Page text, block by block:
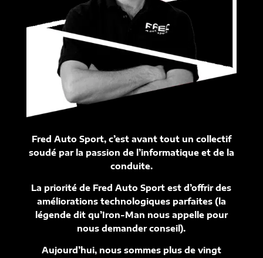
Fred Auto Sport, c’est avant tout un collectif
soudé par la passion de l’informatique et de la
conduite.
La priorité de Fred Auto Sport est d’offrir des
améliorations technologiques parfaites (la
légende dit qu’Iron-Man nous appelle pour
nous demander conseil).
Aujourd’hui, nous sommes plus de vingt